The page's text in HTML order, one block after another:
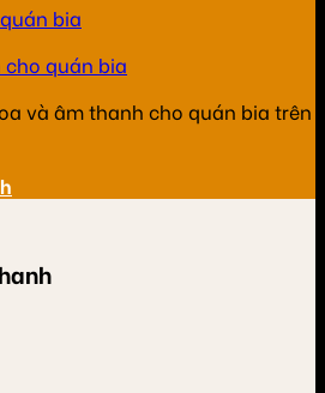
quán bia
và âm thanh cho quán bia trên